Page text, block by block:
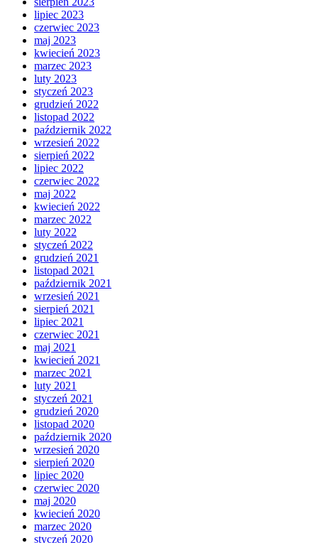
lipiec 2023
czerwiec 2023
maj 2023
kwiecień 2023
marzec 2023
luty 2023
styczeń 2023
grudzień 2022
listopad 2022
październik 2022
wrzesień 2022
sierpień 2022
lipiec 2022
czerwiec 2022
maj 2022
kwiecień 2022
marzec 2022
luty 2022
styczeń 2022
grudzień 2021
listopad 2021
październik 2021
wrzesień 2021
sierpień 2021
lipiec 2021
czerwiec 2021
maj 2021
kwiecień 2021
marzec 2021
luty 2021
styczeń 2021
grudzień 2020
listopad 2020
październik 2020
wrzesień 2020
sierpień 2020
lipiec 2020
czerwiec 2020
maj 2020
kwiecień 2020
marzec 2020
styczeń 2020